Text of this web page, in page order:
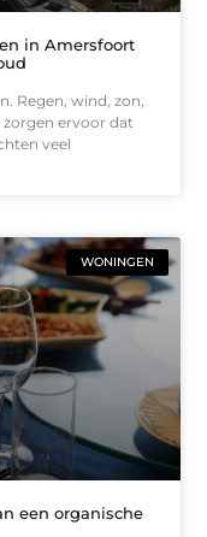
in Amersfoort
Regen, wind, zon,
ervoor dat
veel
WONINGEN
een organische